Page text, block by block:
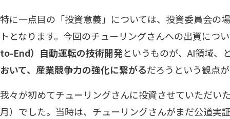
特に一点目の「投資意義」については、投資委員会の
トとなります。今回のチューリングさんへの出資につ
to-End）自動運転の技術開発というものが、AI領域、
おいて、産業競争力の強化に繋がるだろうという観点
我々が初めてチューリングさんに投資させていただい
月）でした。当時は、チューリングさんがまだ公道実